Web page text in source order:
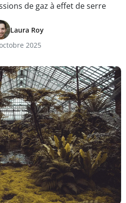
de gaz à effet de serre
Laura Roy
2025